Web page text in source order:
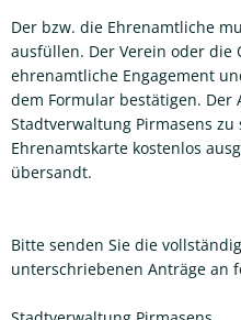
Der bzw. die Ehrenamtliche
ausfüllen. Der Verein oder die
ehrenamtliche Engagement
dem Formular bestätigen. Der
Stadtverwaltung Pirmasens
Ehrenamtskarte kostenlos
übersandt.
Bitte senden Sie die
unterschriebenen Anträge an